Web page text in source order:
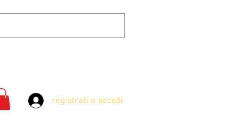
registrati o accedi